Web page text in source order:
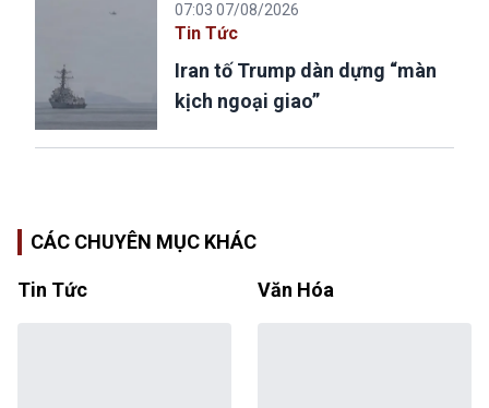
07:03 07/08/2026
Tin Tức
Iran tố Trump dàn dựng “màn
kịch ngoại giao”
CÁC CHUYÊN MỤC KHÁC
Tin Tức Văn Hóa